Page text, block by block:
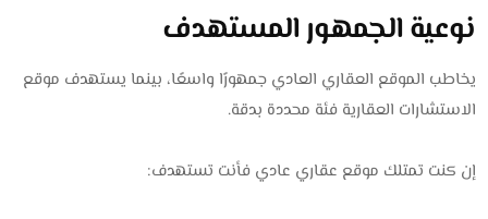
نوعية الجمهور المستهدف
يخاطب الموقع العقاري العادي جمهورًا واسعًا، بينما يستهدف موقع
الاستشارات العقارية فئة محددة بدقة.
إن كنت تمتلك موقع عقاري عادي فأنت تستهدف: